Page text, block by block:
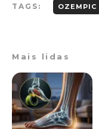
TAGS: OZEMPIC
Mais lidas